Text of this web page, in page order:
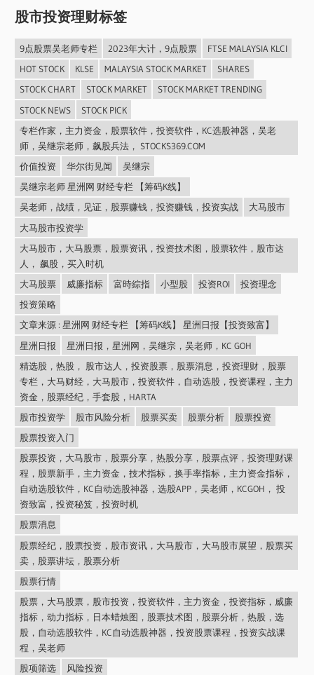
股市投资理财标签
9点股票吴老师专栏 2023年大计，9点股票
FTSE MALAYSIA KLCI
HOT STOCK
KLSE MALAYSIA STOCK MARKET
SHARES
STOCK CHART
STOCK MARKET
STOCK MARKET TRENDING
STOCK NEWS
STOCK PICK
专栏作家，主力资金，股票软件，投资软件，KC选股神器，吴老
师，吴继宗老师，飙股兵法， STOCKS369.COM
价值投资
华尔街见闻
吴继宗
吴继宗老师 星洲网 财经专栏 【筹码K线】
吴老师，战绩，见证，股票赚钱，投资赚钱，投资实战
大马股市
大马股市投资学
大马股市，大马股票，股票资讯，投资技术图，股票软件，股市达
人， 飙股，买入时机
大马股票
威廉指标 富時綜指 小型股 投资ROI
投资理念
投资策略
文章来源 : 星洲网 财经专栏 【筹码K线】 星洲日报【投资致富】
星洲日报
星洲日报，星洲网，吴继宗，吴老师，KC GOH
精选股，热股， 股市达人，投资股票，股票消息，投资理财，股票
专栏，大马财经，大马股市，投资软件，自动选股，投资课程，主力
资金，股票经纪，手套股，HARTA
股市投资学
股市风险分析 股票买卖 股票分析
股票投资
股票投资入门
股票投资，大马股市，股票分享，热股分享，股票点评，投资理财课
程，股票新手，主力资金，技术指标，换手率指标，主力资金指标，
自动选股软件，KC自动选股神器，选股APP，吴老师，KCGOH， 投
资致富，投资秘笈，投资时机
股票消息
股票经纪，股票投资，股市资讯，大马股市，大马股市展望，股票买
卖，股票讲坛，股票分析
股票行情
股票，大马股票，股市投资，投资软件，主力资金，投资指标，威廉
指标，动力指标，日本蜡烛图，股票技术图，股票分析，热股，选
股，自动选股软件，KC自动选股神器，投资股票课程，投资实战课
程，吴老师
股项筛选
风险投资